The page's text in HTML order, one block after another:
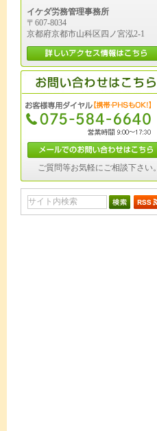
イケダ労務管理事務所
〒607-8034
京都府京都市山科区四ノ宮泓2-1
ご質問等お気軽にご相談下さい。